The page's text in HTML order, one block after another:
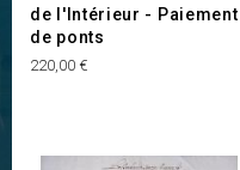
de l'Intérieur - Paiement
de ponts
Prix
220,00 €